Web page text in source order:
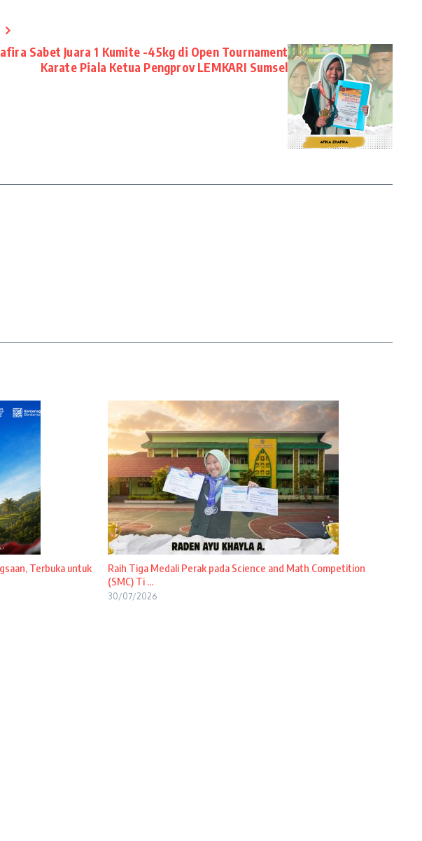
Sabet Juara 1 Kumite -45kg di Open Tournament
Karate Piala Ketua Pengprov LEMKARI Sumsel
Terbuka untuk
Raih Tiga Medali Perak pada Science and Math Competition
(SMC) Ti ...
30/07/2026